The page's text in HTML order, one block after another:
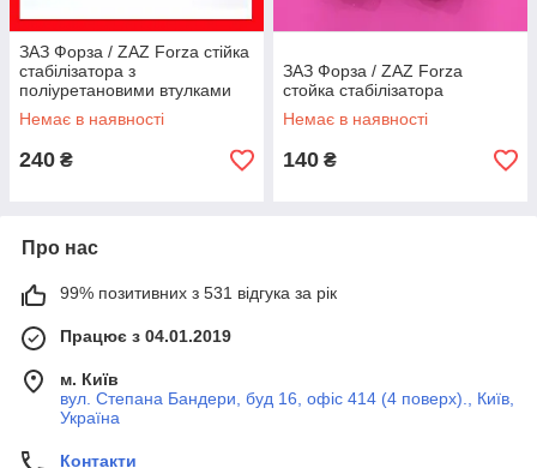
ЗАЗ Форза / ZAZ Forza стійка
стабілізатора з
поліуретановими втулками
Немає в наявності
240 ₴
ЗАЗ Форза / ZAZ Forza
cтойка стабілізатора
Немає в наявності
140 ₴
Про нас
99% позитивних з 531 відгука за рік
Працює з 04.01.2019
м. Київ
вул. Степана Бандери, буд 16, офіс 414 (4 поверх)., Київ,
Україна
Контакти